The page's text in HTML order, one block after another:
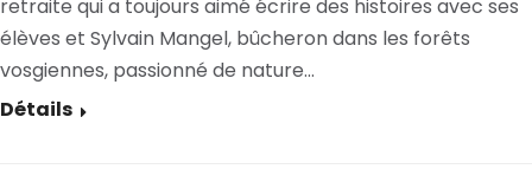
retraite qui a toujours aimé écrire des histoires avec ses
élèves et Sylvain Mangel, bûcheron dans les forêts
vosgiennes, passionné de nature…
Détails